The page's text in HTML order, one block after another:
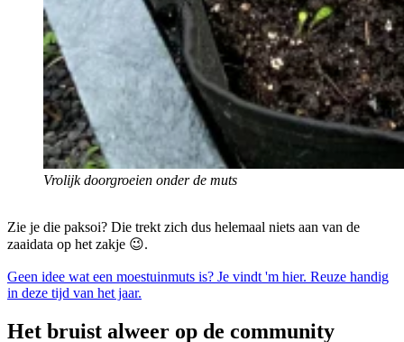
Vrolijk doorgroeien onder de muts
Zie je die paksoi? Die trekt zich dus helemaal niets aan van de
zaaidata op het zakje 😉.
Geen idee wat een moestuinmuts is? Je vindt 'm hier. Reuze handig
in deze tijd van het jaar.
Het bruist alweer op de community